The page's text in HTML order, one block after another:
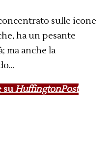
sulle icone
ha un pesante
ma anche la
suHuffingtonPost